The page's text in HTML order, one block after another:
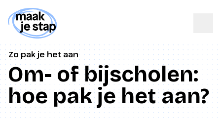
Zo pak je het aan
Om- of bijscholen:
hoe pak je het aan?